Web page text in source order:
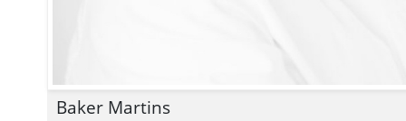
Baker Martins